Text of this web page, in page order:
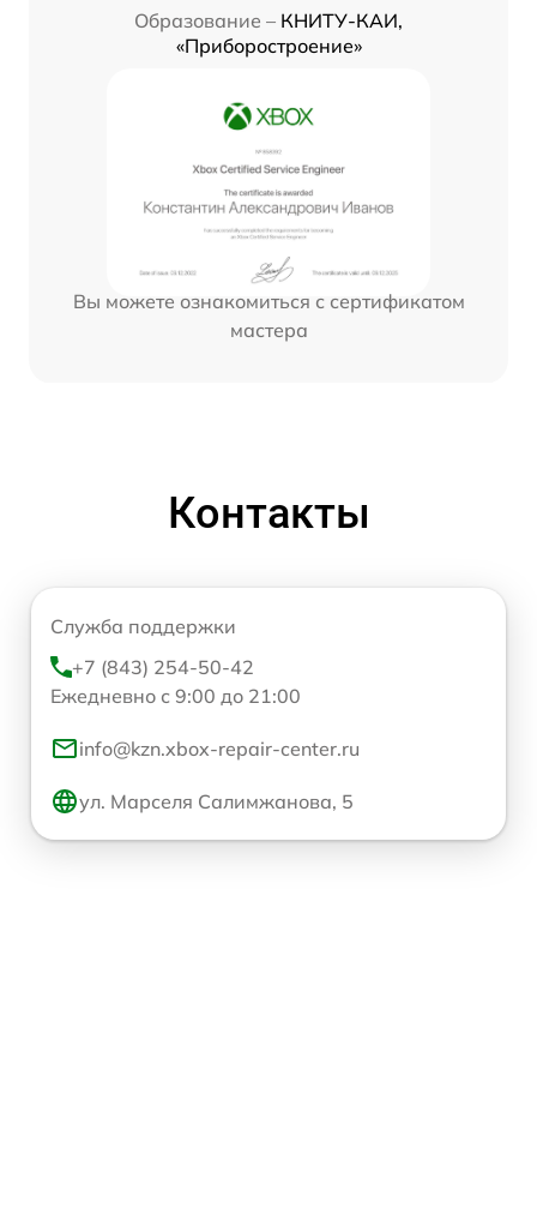
Образование – КНИТУ-КАИ,
«Приборостроение»
Вы можете ознакомиться с сертификатом
мастера
Контакты
Служба поддержки
+7 (843) 254-50-42
Ежедневно с 9:00 до 21:00
info@kzn.xbox-repair-center.ru
ул. Марселя Салимжанова, 5